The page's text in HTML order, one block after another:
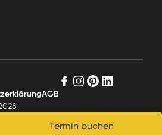
AGB
Termin buchen